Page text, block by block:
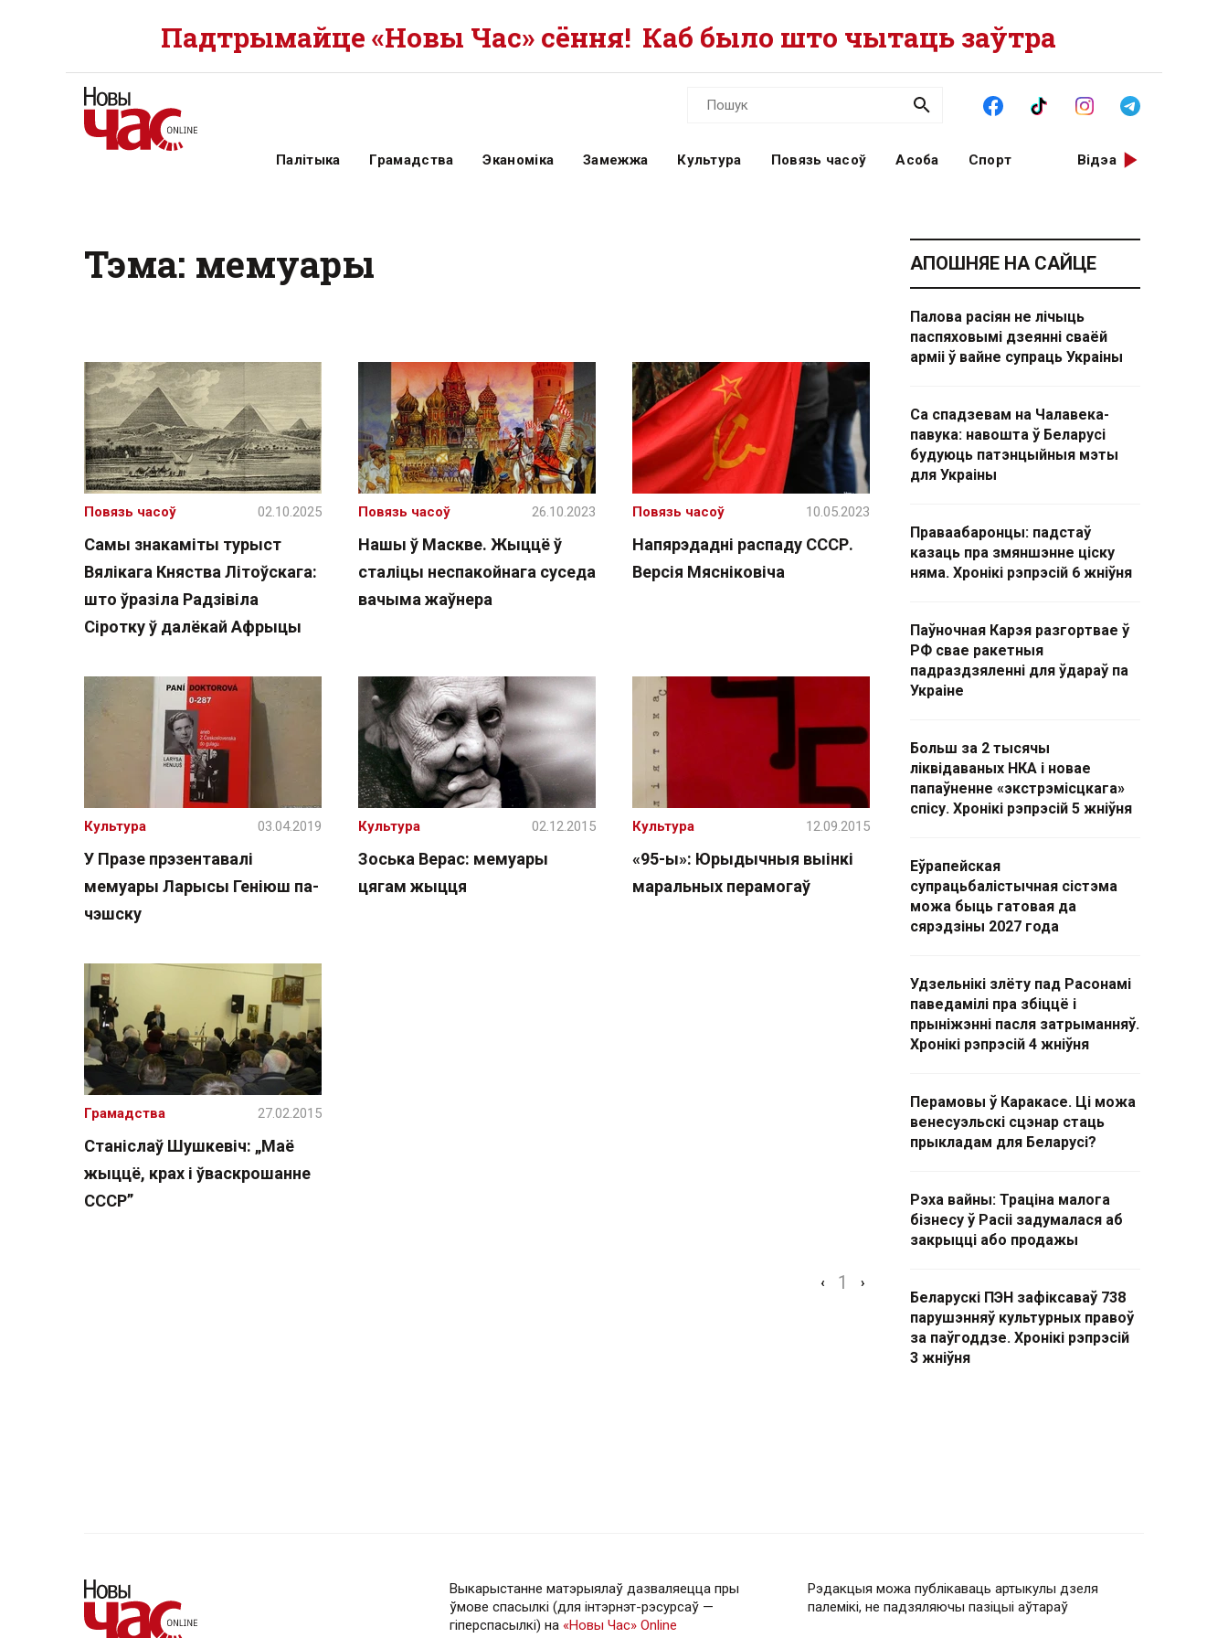
Падтрымайце «Новы Час» сёння! Каб было што чытаць заўтра
Палітыка Грамадства Эканоміка Замежжа Культура Повязь часоў Асоба Спорт Відэа
Тэма: мемуары
Самы знакаміты турыст
Вялікага Княства Літоўскага:
што ўразіла Радзівіла
Сіротку ў далёкай Афрыцы
Повязь часоў 02.10.2025
Нашы ў Маскве. Жыццё ў
сталіцы неспакойнага суседа
вачыма жаўнера
Повязь часоў 26.10.2023
Напярэдадні распаду СССР.
Версія Мясніковіча
Повязь часоў 10.05.2023
У Празе прэзентавалі
мемуары Ларысы Геніюш па-
чэшску
Культура 03.04.2019
Зоська Верас: мемуары
цягам жыцця
Культура 02.12.2015
«95-ы»: Юрыдычныя выінкі
маральных перамогаў
Культура 12.09.2015
Станіслаў Шушкевіч: „Маё
жыццё, крах і ўваскрошанне
СССР”
Грамадства 27.02.2015
‹ 1 ›
АПОШНЯЕ НА САЙЦЕ
Палова расіян не лічыць
паспяховымі дзеянні сваёй
арміі ў вайне супраць Украіны
Са спадзевам на Чалавека-
павука: навошта ў Беларусі
будуюць патэнцыйныя мэты
для Украіны
Праваабаронцы: падстаў
казаць пра змяншэнне ціску
няма. Хронікі рэпрэсій 6 жніўня
Паўночная Карэя разгортвае ў
РФ свае ракетныя
падраздзяленні для ўдараў па
Украіне
Больш за 2 тысячы
ліквідаваных НКА і новае
папаўненне «экстрэмісцкага»
спісу. Хронікі рэпрэсій 5 жніўня
Еўрапейская
супрацьбалістычная сістэма
можа быць гатовая да
сярэдзіны 2027 года
Удзельнікі злёту пад Расонамі
паведамілі пра збіццё і
прыніжэнні пасля затрыманняў.
Хронікі рэпрэсій 4 жніўня
Перамовы ў Каракасе. Ці можа
венесуэльскі сцэнар стаць
прыкладам для Беларусі?
Рэха вайны: Траціна малога
бізнесу ў Расіі задумалася аб
закрыцці або продажы
Беларускі ПЭН зафіксаваў 738
парушэнняў культурных правоў
за паўгоддзе. Хронікі рэпрэсій
3 жніўня
Выкарыстанне матэрыялаў дазваляецца пры
ўмове спасылкі (для інтэрнэт-рэсурсаў —
гiперспасылкi) на «Новы Час» Online
Рэдакцыя можа публікаваць артыкулы дзеля
палемікі, не падзяляючы пазіцыі аўтараў